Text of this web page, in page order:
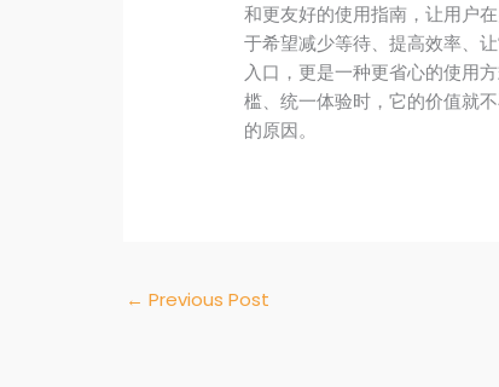
和更友好的使用指南，让用户
于希望减少等待、提高效率、
入口，更是一种更省心的使用
槛、统一体验时，它的价值就
的原因。
← Previous Post